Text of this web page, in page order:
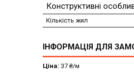
Конструктивні
Кількість жил
ІНФОРМАЦІЯ ДЛЯ
Ціна: 37 ₴/м